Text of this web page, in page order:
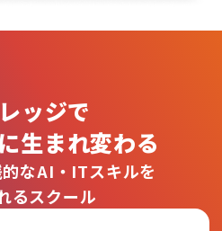
ッジで
生まれ変わる
なAI・ITスキルを
るスクール